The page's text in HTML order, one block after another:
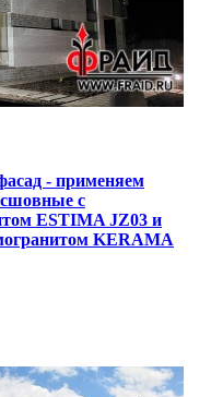
- применяем
с
ESTIMA JZ03 и
KERAMA